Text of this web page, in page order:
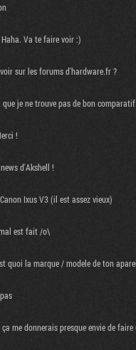
Haha. Va te faire voir :)
sur les forums d'hardware.fr ?
je ne trouve pas de bon
!
d'Akshell !
Ixus V3 (il est assez vieux)
est fait /o\
quoi la marque / modele de ton
ça me donnerais presque envie de